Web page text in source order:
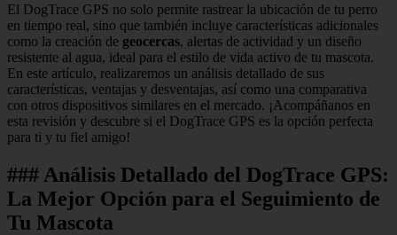
El DogTrace GPS no solo permite rastrear la ubicación de tu perro
en tiempo real, sino que también incluye características adicionales
como la creación de geocercas, alertas de actividad y un diseño
resistente al agua, ideal para el estilo de vida activo de tu mascota.
En este artículo, realizaremos un análisis detallado de sus
características, ventajas y desventajas, así como una comparativa
con otros dispositivos similares en el mercado. ¡Acompáñanos en
esta revisión y descubre si el DogTrace GPS es la opción perfecta
para ti y tu fiel amigo!
### Análisis Detallado del DogTrace GPS:
La Mejor Opción para el Seguimiento de
Tu Mascota